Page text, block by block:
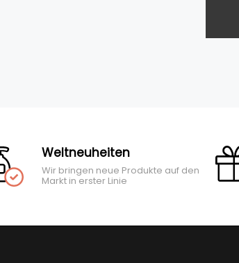
Weltneuheiten
Wir bringen neue Produkte auf den
Markt in erster Linie